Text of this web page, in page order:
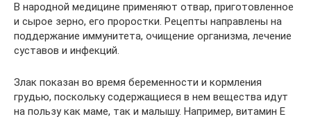
В народной медицине применяют отвар, приготовленное
и сырое зерно, его проростки. Рецепты направлены на
поддержание иммунитета, очищение организма, лечение
суставов и инфекций.
Злак показан во время беременности и кормления
грудью, поскольку содержащиеся в нем вещества идут
на пользу как маме, так и малышу. Например, витамин Е